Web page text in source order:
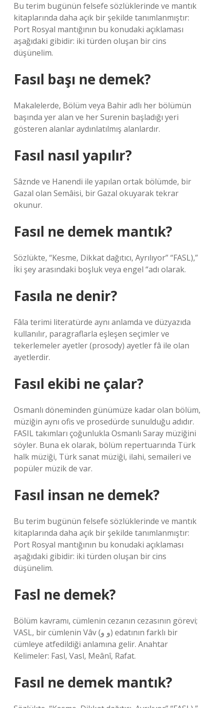
Bu terim bugünün felsefe sözlüklerinde ve mantık
kitaplarında daha açık bir şekilde tanımlanmıştır:
Port Rosyal mantığının bu konudaki açıklaması
aşağıdaki gibidir: iki türden oluşan bir cins
düşünelim.
Fasıl başı ne demek?
Makalelerde, Bölüm veya Bahir adlı her bölümün
başında yer alan ve her Surenin başladığı yeri
gösteren alanlar aydınlatılmış alanlardır.
Fasıl nasıl yapılır?
Sâznde ve Hanendi ile yapılan ortak bölümde, bir
Gazal olan Semâisi, bir Gazal okuyarak tekrar
okunur.
Fasıl ne demek mantık?
Sözlükte, “Kesme, Dikkat dağıtıcı, Ayrılıyor” “FASL),”
İki şey arasındaki boşluk veya engel “adı olarak.
Fasıla ne denir?
Fâla terimi literatürde aynı anlamda ve düzyazıda
kullanılır, paragraflarla eşleşen seçimler ve
tekerlemeler ayetler (prosody) ayetler fâ ile olan
ayetlerdir.
Fasıl ekibi ne çalar?
Osmanlı döneminden günümüze kadar olan bölüm,
müziğin aynı ofis ve prosedürde sunulduğu adıdır.
FASIL takımları çoğunlukla Osmanlı Saray müziğini
söyler. Buna ek olarak, bölüm repertuarında Türk
halk müziği, Türk sanat müziği, ilahi, semaileri ve
popüler müzik de var.
Fasıl insan ne demek?
Bu terim bugünün felsefe sözlüklerinde ve mantık
kitaplarında daha açık bir şekilde tanımlanmıştır:
Port Rosyal mantığının bu konudaki açıklaması
aşağıdaki gibidir: iki türden oluşan bir cins
düşünelim.
Fasl ne demek?
Bölüm kavramı, cümlenin cezanın cezasının görevi;
VASL, bir cümlenin Vâv (و و) edatının farklı bir
cümleye atfedildiği anlamına gelir. Anahtar
Kelimeler: Fasl, Vasl, Meânî, Rafat.
Fasıl ne demek mantık?